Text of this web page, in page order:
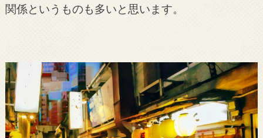
関係というものも多いと思います。